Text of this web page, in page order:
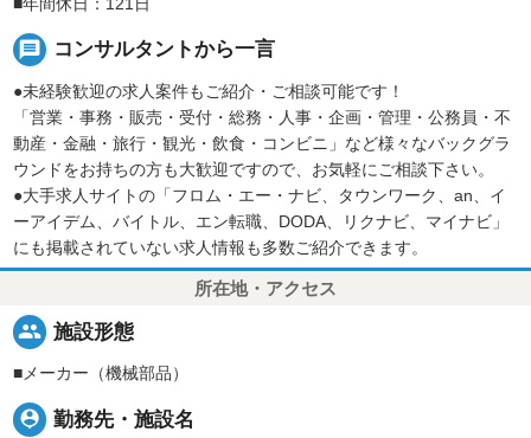
message コンサルタントから一言
●未経験歓迎の求人案件もご紹介・ご相談可能です！
「営業・事務・販売・受付・総務・人事・企画・管理・公務員・不
動産・金融・旅行・観光・飲食・コンビニ」など様々なバックグラ
ウンドをお持ちの方も大歓迎ですので、お気軽にご相談下さい。
●大手求人サイトの「フロム・エー・ナビ、タウンワーク、an、イ
ーアイデム、バイトル、エン転職、DODA、リクナビ、マイナビ」
にも掲載されていない求人情報も多数ご紹介できます。
所在地・アクセス
people 施設形態
■メーカー（機械部品）
person_pin 勤務先・施設名